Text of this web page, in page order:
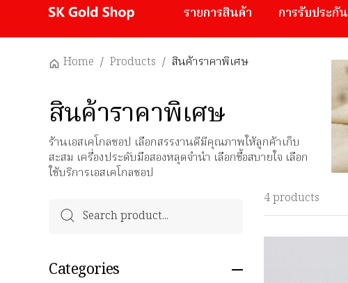
รายการสินค้า การรับประกัน
Home / Products / สินค้าราคาพิเศษ
สินค้าราคาพิเศษ
ร้านเอสเคโกลชอป เลือกสรรงานดีมีคุณภาพให้ลูกค้าเก็บ
สะสม เครื่องประดับมือสองหลุดจำนำ เลือกซื้อสบายใจ เลือก
ใช้บริการเอสเคโกลชอป
Categories
4 products